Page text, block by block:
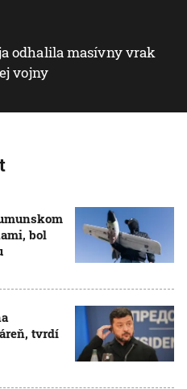
odhalila masívny vrak
vojny
bol
tvrdí